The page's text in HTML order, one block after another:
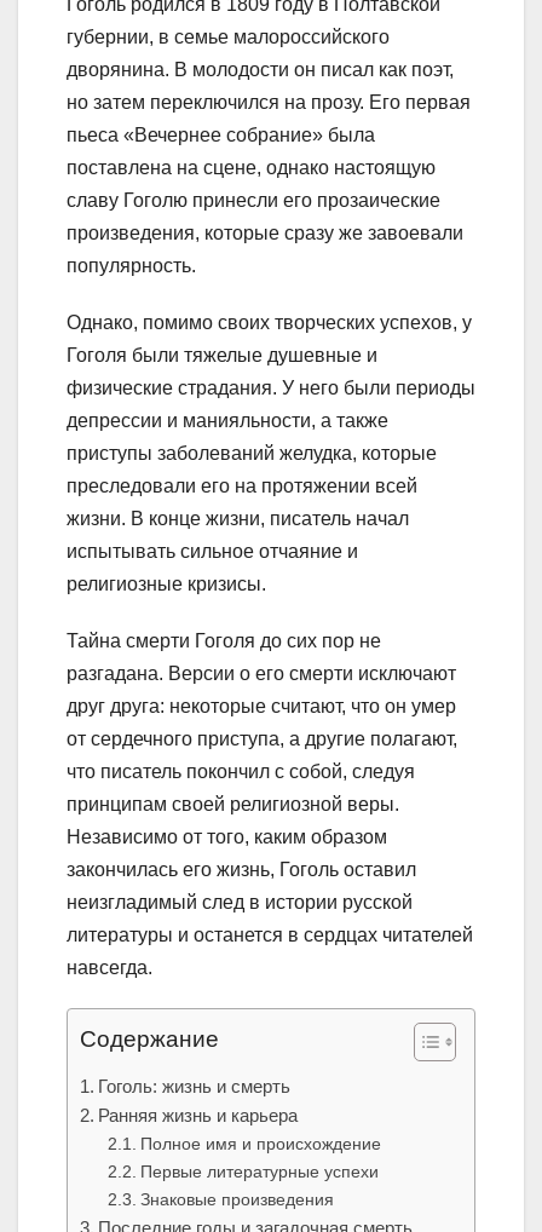
губернии, в семье малороссийского
дворянина. В молодости он писал как поэт,
но затем переключился на прозу. Его первая
пьеса «Вечернее собрание» была
поставлена на сцене, однако настоящую
славу Гоголю принесли его прозаические
произведения, которые сразу же завоевали
популярность.
Однако, помимо своих творческих успехов, у
Гоголя были тяжелые душевные и
физические страдания. У него были периоды
депрессии и манияльности, а также
приступы заболеваний желудка, которые
преследовали его на протяжении всей
жизни. В конце жизни, писатель начал
испытывать сильное отчаяние и
религиозные кризисы.
Тайна смерти Гоголя до сих пор не
разгадана. Версии о его смерти исключают
друг друга: некоторые считают, что он умер
от сердечного приступа, а другие полагают,
что писатель покончил с собой, следуя
принципам своей религиозной веры.
Независимо от того, каким образом
закончилась его жизнь, Гоголь оставил
неизгладимый след в истории русской
литературы и останется в сердцах читателей
навсегда.
Содержание
Гоголь: жизнь и смерть
Ранняя жизнь и карьера
Полное имя и происхождение
Первые литературные успехи
Знаковые произведения
Последние годы и загадочная смерть